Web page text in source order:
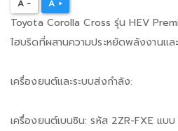
A - A +
Toyota Corolla Cross รุ่น HEV
ไฮบริดที่ผสานความประหยัดพลังงานแ
เครื่องยนต์และระบบส่งกำลัง:
เครื่องยนต์เบนซิน: รหัส 2ZR-FXE แบ